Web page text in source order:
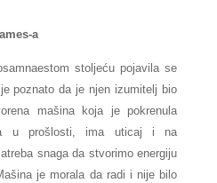
a
stoljeću pojavila se
poznato da je njen izumitelj bio
mašina koja je pokrenula
u prošlosti, ima uticaj i na
snaga da stvorimo energiju
je morala da radi i nije bilo